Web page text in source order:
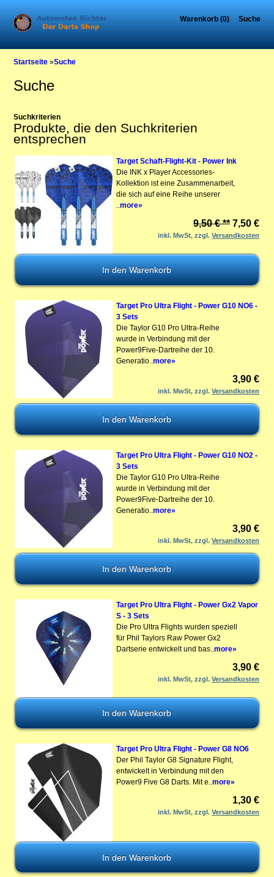
Warenkorb (0) Suche
Startseite »Suche
Suche
Suchkriterien
Produkte, die den Suchkriterien
entsprechen
Target Schaft-Flight-Kit - Power Ink
Die INK x Player Accessories-
Kollektion ist eine Zusammenarbeit,
die sich auf eine Reihe unserer
..more»
9,50 € ** 7,50 €
inkl. MwSt, zzgl.Versandkosten
Target Pro Ultra Flight - Power G10 NO6 -
3 Sets
Die Taylor G10 Pro Ultra-Reihe
wurde in Verbindung mit der
Power9Five-Dartreihe der 10.
Generatio.. more»
3,90 €
inkl. MwSt, zzgl.Versandkosten
Target Pro Ultra Flight - Power G10 NO2 -
3 Sets
Die Taylor G10 Pro Ultra-Reihe
wurde in Verbindung mit der
Power9Five-Dartreihe der 10.
Generatio.. more»
3,90 €
inkl. MwSt, zzgl.Versandkosten
Target Pro Ultra Flight - Power Gx2 Vapor
S - 3 Sets
Die Pro Ultra Flights wurden speziell
für Phil Taylors Raw Power Gx2
Dartserie entwickelt und bas.. more»
3,90 €
inkl. MwSt, zzgl.Versandkosten
Target Pro Ultra Flight - Power G8 NO6
Der Phil Taylor G8 Signature Flight,
entwickelt in Verbindung mit den
Power9 Five G8 Darts. Mit e..more»
1,30 €
inkl. MwSt, zzgl.Versandkosten